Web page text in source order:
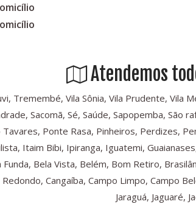
Atendemos
Tremembé, Vila Sônia, Vila Prudente, Vila
Sacomã, Sé, Saúde, Sapopemba, São
Ponte Rasa, Pinheiros, Perdizes,
Itaim Bibi, Ipiranga, Iguatemi,
Bela Vista, Belém, Bom Retiro,
Cangaíba, Campo Limpo, Campo
Jaraguá, Jaguaré,